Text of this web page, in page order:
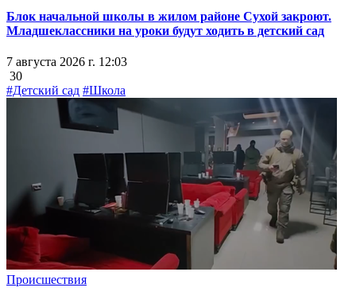
Блок начальной школы в жилом районе Сухой закроют.
Младшеклассники на уроки будут ходить в детский сад
7 августа 2026 г. 12:03
30
#Детский сад #Школа
Происшествия